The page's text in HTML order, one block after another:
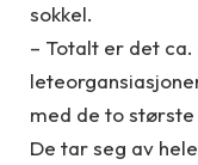
sokkel.
– Totalt er det
med de to største
De tar seg av